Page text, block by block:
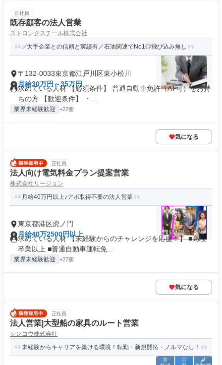
正社員
既存顧客の法人営業
ストロングスチール株式会社
✅大手企業との信頼と実績有／石油関連でNo1◎飛び込み無し
〒132-0033東京都江戸川区東小松川
月給30万円～35万円
求めている人材 【必須条件】 普通自動車免許（AT可）をお持
ちの方 【歓迎条件】 ・...
業界未経験歓迎 +22個
気になる
正社員
法人向け電気料金プラン提案営業
株式会社リージョン
月給40万円以上♪アポ取得不要の法人営業
東京都港区虎ノ門
月給40万2500円以上
求めている人材 【未経験からのチャレンジを応援！】 ■高校
卒業以上 ■普通自動車運転免...
業界未経験歓迎 +27個
気になる
正社員
法人営業|大型船の家具のルート営業
シンコウ株式会社
未経験からキャリアを築ける環境！転勤・新規開拓・ノルマなし！